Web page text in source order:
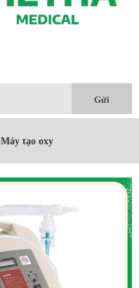
Máy tạo oxy